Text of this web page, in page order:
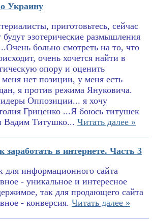
Украину
приготовьтесь, сейчас
будут эзотерические размышления
больно смотреть на то, что
очень хочется найти в
опору и оценить
нет позиции, у меня есть
я против режима Януковича.
Оппозиции... я хочу
Гриценко ...Я боюсь титушек
Вадим Титушко... Читать далее »
заработать в интернете. Часть 3
для информационного сайта
- уникальное и интересное
так для продающего сайта
- конверсия. Читать далее »